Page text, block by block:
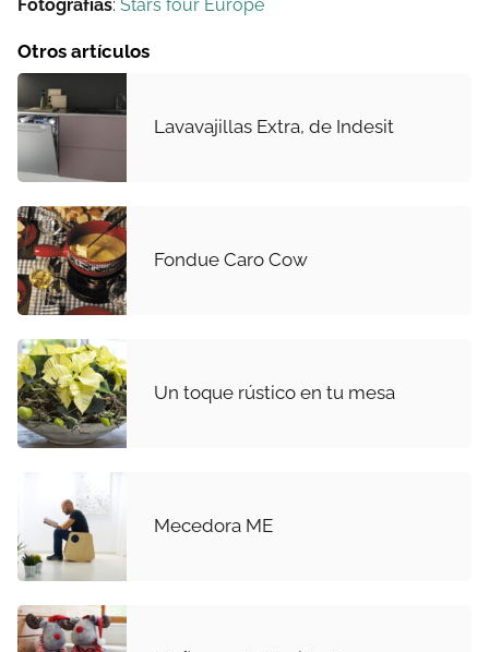
Fotografías: Stars four Europe
Otros artículos
Lavavajillas Extra, de Indesit
Fondue Caro Cow
Un toque rústico en tu mesa
Mecedora ME